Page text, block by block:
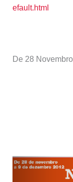
efault.html
De 28